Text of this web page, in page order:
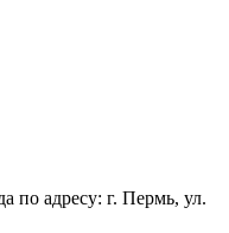
по адресу: г. Пермь, ул.